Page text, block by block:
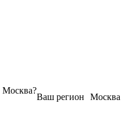
Москва
Ваш регион
Москва?